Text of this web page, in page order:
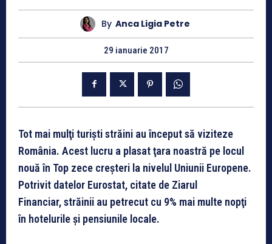
By Anca Ligia Petre
29 ianuarie 2017
Tot mai mulţi turişti străini au început să viziteze
România. Acest lucru a plasat ţara noastră pe locul
nouă în Top zece creşteri la nivelul Uniunii Europene.
Potrivit datelor Eurostat, citate de Ziarul
Financiar,străinii au petrecut cu 9% mai multe nopţi
în hotelurile şi pensiunile locale.